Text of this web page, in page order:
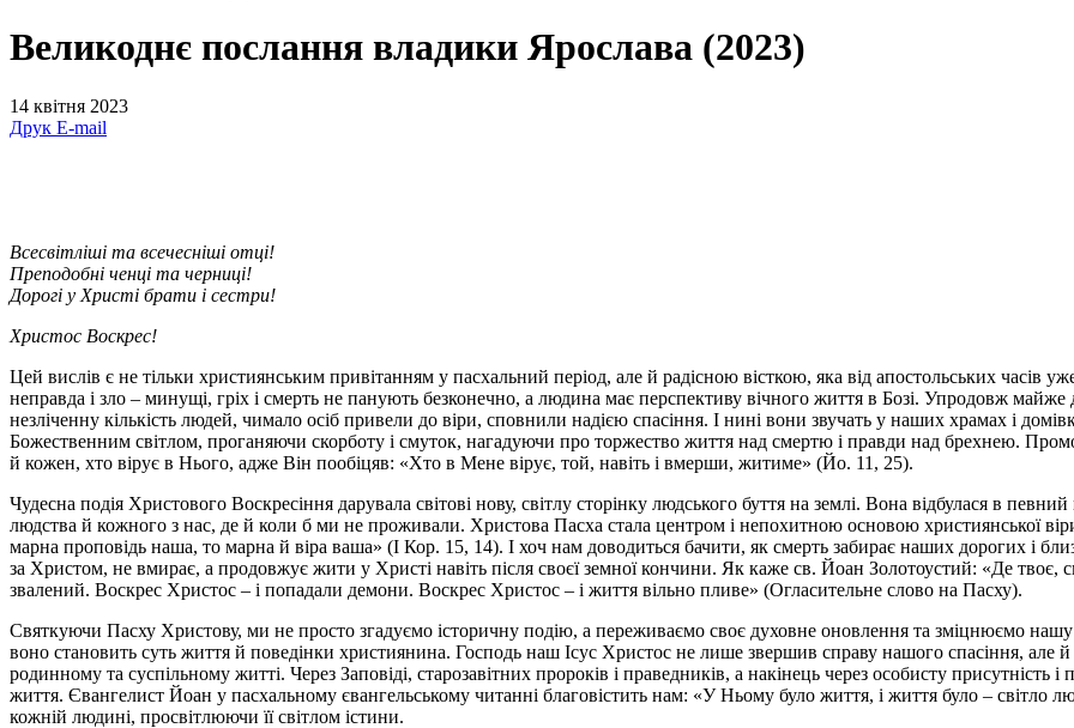
Великоднє послання владики Ярослава (2023)
14 квітня 2023
Друк E-mail
Всесвітліші та всечесніші отці!
Преподобні ченці та черниці!
Дорогі у Христі брати і сестри!
Христос Воскрес!
Цей вислів є не тільки християнським привітанням у пасхальний період, але й радісною вісткою, яка від апостольських часів
неправда і зло – минущі, гріх і смерть не панують безконечно, а людина має перспективу вічного життя в Бозі. Упродовж майже
незліченну кількість людей, чимало осіб привели до віри, сповнили надією спасіння. І нині вони звучать у наших храмах і
Божественним світлом, проганяючи скорботу і смуток, нагадуючи про торжество життя над смертю і правди над брехнею.
й кожен, хто вірує в Нього, адже Він пообіцяв: «Хто в Мене вірує, той, навіть і вмерши, житиме» (Йо. 11, 25).
Чудесна подія Христового Воскресіння дарувала світові нову, світлу сторінку людського буття на землі. Вона відбулася в
людства й кожного з нас, де й коли б ми не проживали. Христова Пасха стала центром і непохитною основою християнської
марна проповідь наша, то марна й віра ваша» (І Кор. 15, 14). І хоч нам доводиться бачити, як смерть забирає наших дорогих і
за Христом, не вмирає, а продовжує жити у Христі навіть після своєї земної кончини. Як каже св. Йоан Золотоустий: «Де твоє,
звалений. Воскрес Христос – і попадали демони. Воскрес Христос – і життя вільно пливе» (Огласительне слово на Пасху).
Святкуючи Пасху Христову, ми не просто згадуємо історичну подію, а переживаємо своє духовне оновлення та зміцнюємо
воно становить суть життя й поведінки християнина. Господь наш Ісус Христос не лише звершив справу нашого спасіння, але
родинному та суспільному житті. Через Заповіді, старозавітних пророків і праведників, а накінець через особисту
життя. Євангелист Йоан у пасхальному євангельському читанні благовістить нам: «У Ньому було життя, і життя було – світло
кожній людині, просвітлюючи її світлом істини.